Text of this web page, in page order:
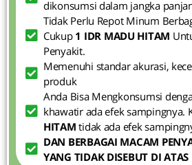
dikonsumsi dalam jangka
Tidak Perlu Repot Minum
Cukup 1 IDR MADU HITAM
Penyakit.
Memenuhi standar akurasi,
produk
Anda Bisa Mengkonsumsi
khawatir ada efek sampingnya.
HITAM tidak ada efek
DAN BERBAGAI MACAM
YANG TIDAK DISEBUT DI ATAS